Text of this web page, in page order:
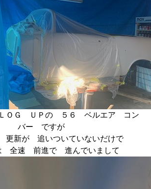
ＯＧ ＵＰの ５６ ベルエア コン
バー ですが
更新が 追いついていないだけで
全速 前進で 進んでいまして